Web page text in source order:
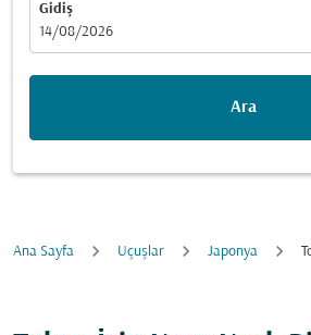
Gidiş
fc-booking-departure-date-aria-label
14/08/2026
Ara
Ana Sayfa Uçuşlar Japonya